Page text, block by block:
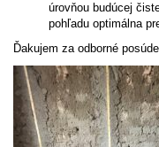
úrovňou budúcej
pohľadu optimálna
Ďakujem za odborné